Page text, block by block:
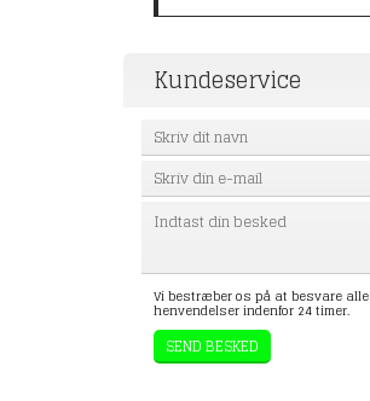
Kundeservice
Vi bestræber os på at besvare alle
henvendelser indenfor 24 timer.